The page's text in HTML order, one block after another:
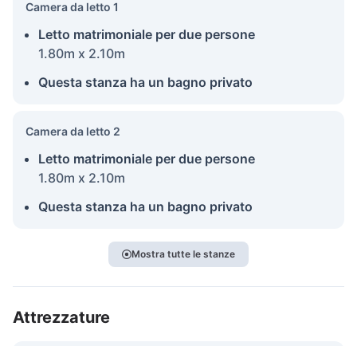
Camera da letto 1
Letto matrimoniale per due persone
1.80m x 2.10m
Questa stanza ha un bagno privato
Camera da letto 2
Letto matrimoniale per due persone
1.80m x 2.10m
Questa stanza ha un bagno privato
Mostra tutte le stanze
Attrezzature